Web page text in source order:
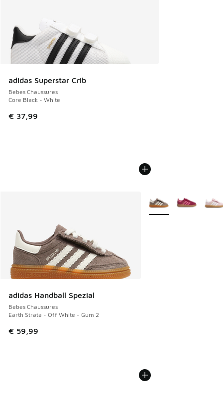
adidas Superstar Crib
Bebes Chaussures
Core Black - White
€ 37,99
adidas Handball Spezial
Bebes Chaussures
Earth Strata - Off White - Gum 2
€ 59,99
Plus de couleurs